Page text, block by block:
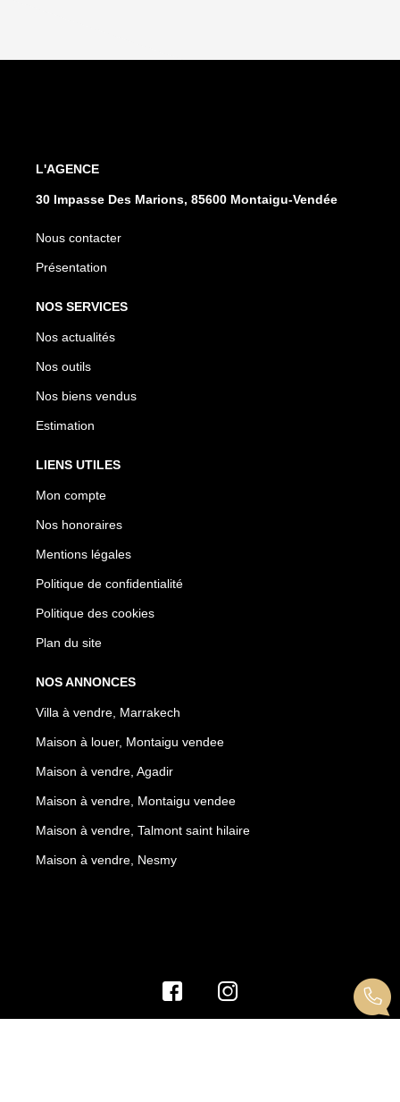
L'AGENCE
30 Impasse Des Marions, 85600 Montaigu-Vendée
Nous contacter
Présentation
NOS SERVICES
Nos actualités
Nos outils
Nos biens vendus
Estimation
LIENS UTILES
Mon compte
Nos honoraires
Mentions légales
Politique de confidentialité
Politique des cookies
Plan du site
NOS ANNONCES
Villa à vendre, Marrakech
Maison à louer, Montaigu vendee
Maison à vendre, Agadir
Maison à vendre, Montaigu vendee
Maison à vendre, Talmont saint hilaire
Maison à vendre, Nesmy